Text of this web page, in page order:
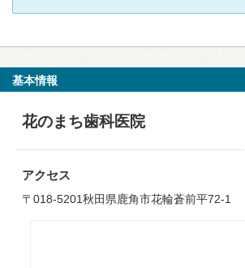
基本情報
花のまち歯科医院
アクセス
〒018-5201秋田県鹿角市花輪蒼前平72-1